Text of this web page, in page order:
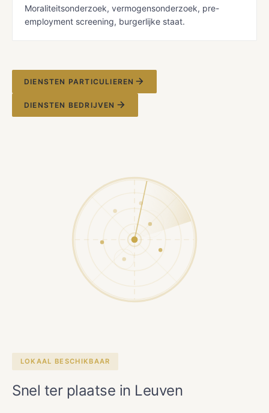
Moraliteitsonderzoek, vermogensonderzoek, pre-
employment screening, burgerlijke staat.
DIENSTEN PARTICULIEREN
DIENSTEN BEDRIJVEN
LOKAAL BESCHIKBAAR
Snel ter plaatse in Leuven